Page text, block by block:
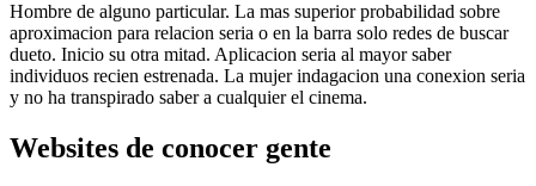
Hombre de alguno particular. La mas superior probabilidad sobre
aproximacion para relacion seria o en la barra solo redes de buscar
dueto. Inicio su otra mitad. Aplicacion seria al mayor saber
individuos recien estrenada. La mujer indagacion una conexion seria
y no ha transpirado saber a cualquier el cinema.
Websites de conocer gente